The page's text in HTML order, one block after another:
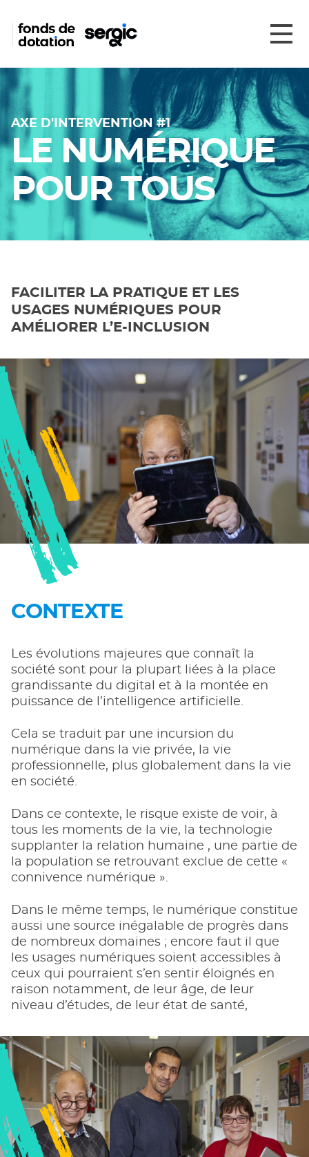
AXE D'INTERVENTION #1
LE NUMÉRIQUE
POUR TOUS
FACILITER LA PRATIQUE ET LES
USAGES NUMÉRIQUES POUR
AMÉLIORER L’E-INCLUSION
CONTEXTE
Les évolutions majeures que connaît la
société sont pour la plupart liées à la place
grandissante du digital et à la montée en
puissance de l’intelligence artificielle.
Cela se traduit par une incursion du
numérique dans la vie privée, la vie
professionnelle, plus globalement dans la vie
en société.
Dans ce contexte, le risque existe de voir, à
tous les moments de la vie, la technologie
supplanter la relation humaine , une partie de
la population se retrouvant exclue de cette «
connivence numérique ».
Dans le même temps, le numérique constitue
aussi une source inégalable de progrès dans
de nombreux domaines ; encore faut il que
les usages numériques soient accessibles à
ceux qui pourraient s’en sentir éloignés en
raison notamment, de leur âge, de leur
niveau d’études, de leur état de santé,